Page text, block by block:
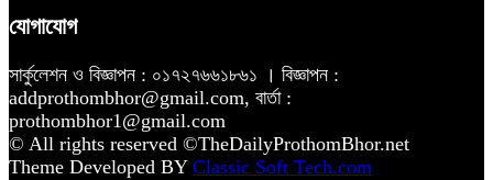
যোগাযোগ
সার্কুলেশন ও বিজ্ঞাপন : ০১৭২৭৬৬১৮৬১ । বিজ্ঞাপন :
addprothombhor@gmail.com, বার্তা :
prothombhor1@gmail.com
© All rights reserved ©TheDailyProthomBhor.net
Theme Developed BY Classic Soft Tech.com